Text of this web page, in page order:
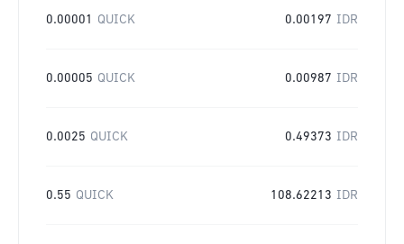
0.00001 QUICK 0.00197 IDR
0.00005 QUICK 0.00987 IDR
0.0025 QUICK 0.49373 IDR
0.55 QUICK 108.62213 IDR